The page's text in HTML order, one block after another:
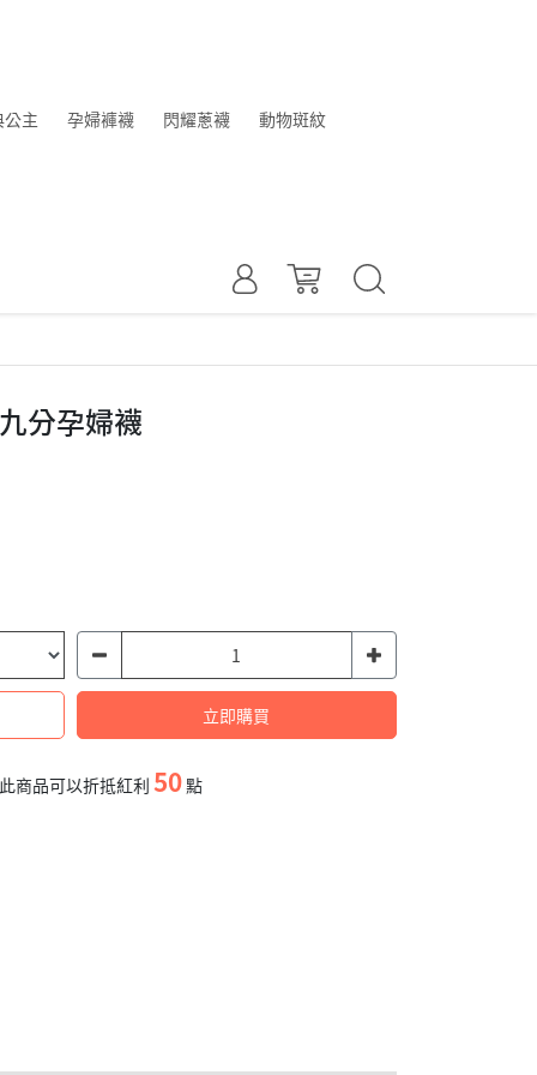
主 孕婦褲襪 閃耀蔥襪 動物斑紋
分孕婦襪
立即購買
此商品可以折抵紅利 50點